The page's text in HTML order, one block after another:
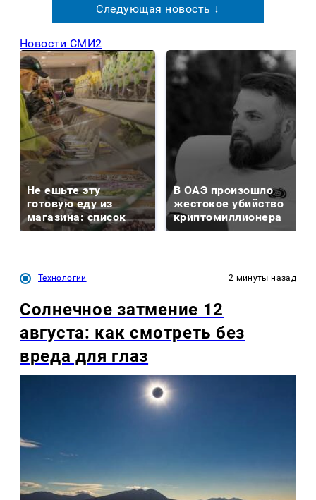
Следующая новость ↓
Новости СМИ2
Не ешьте эту
готовую еду из
магазина: список
В ОАЭ произошло
жестокое убийство
криптомиллионера
Технологии 2 минуты назад
Солнечное затмение 12
августа: как смотреть без
вреда для глаз